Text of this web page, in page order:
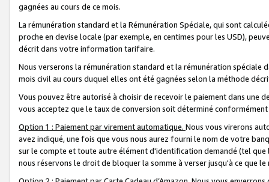
gagnées au cours de ce mois.
La rémunération standard et la Rémunération Spéciale, qui sont
proche en devise locale (par exemple, en centimes pour les USD),
décrit dans votre information tarifaire.
Nous verserons la rémunération standard et la rémunération spéciale
mois civil au cours duquel elles ont été gagnées selon la méthode
Vous pouvez être autorisé à choisir de recevoir le paiement dans une
vous acceptez que le taux de conversion soit déterminé
Option 1 : Paiement par virement automatique. Nous vous virerons
avez indiqué, une fois que vous nous aurez fourni le nom de votre
sur le compte et toute autre élément d'identification demandé (tel que
nous réservons le droit de bloquer la somme à verser jusqu'à ce que